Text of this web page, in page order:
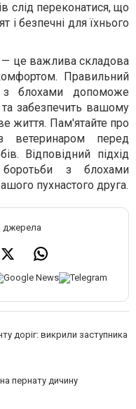
слід переконатися, що
і безпечні для їхнього
це важлива складова
Правильний
з блохами допоможе
забезпечить вашому
життя. Пам'ятайте про
ветеринаром перед
Відповідний підхід
з блохами
пухнастого друга.
джерела
доріг: викрили заступника
пернату дичину